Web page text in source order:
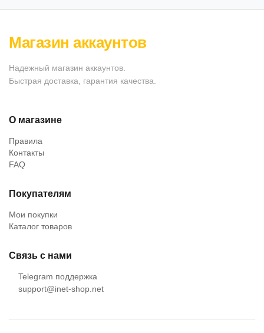
Магазин аккаунтов
Надежный магазин аккаунтов.
Быстрая доставка, гарантия качества.
О магазине
Правила
Контакты
FAQ
Покупателям
Мои покупки
Каталог товаров
Связь с нами
Telegram поддержка
support@inet-shop.net